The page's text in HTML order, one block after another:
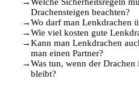
Drachensteigen beachten?
→Wo darf man Lenkdrachen
→Wie viel kosten gute
→Kann man Lenkdrachen
man einen Partner?
→Was tun, wenn der
bleibt?